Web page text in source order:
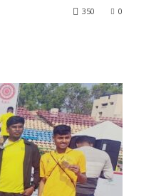
0
350